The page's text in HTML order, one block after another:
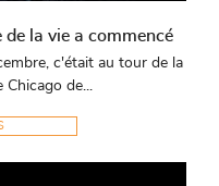
de la vie a commencé
c'était au tour de la
de...